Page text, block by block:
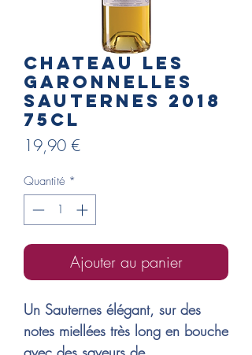
Chateau LES
GARONNELLES
sauternes 2018
75cl
19,90 €Prix
Quantité *
Ajouter au panier
Un Sauternes élégant, sur des
notes miellées très long en bouche